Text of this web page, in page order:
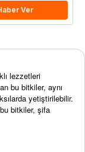
Ver
lezzetleri
bu bitkiler, aynı
yetiştirilebilir.
bitkiler, şifa